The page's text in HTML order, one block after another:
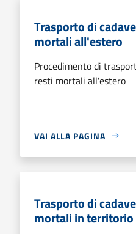
Trasporto di
mortali all'estero
Procedimento di
resti mortali all'estero
VAI ALLA PAGINA
Trasporto di
mortali in